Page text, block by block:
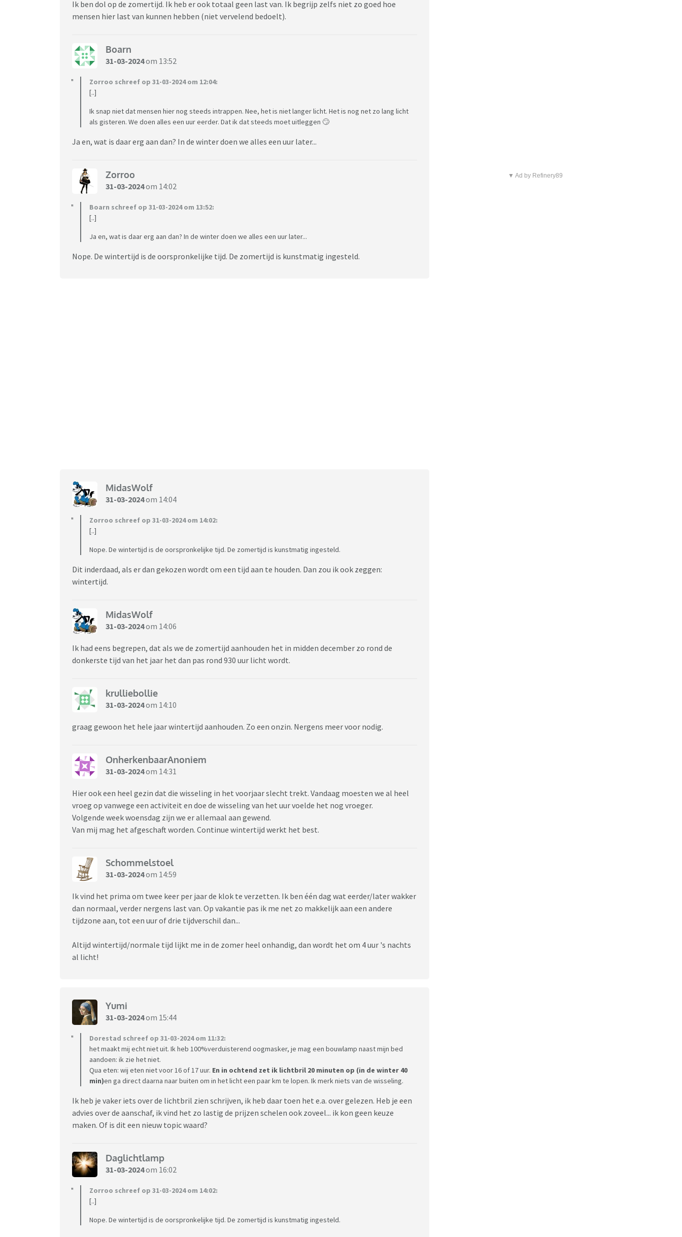
Ik ben dol op de zomertijd. Ik heb er ook totaal geen last van. Ik begrijp zelfs niet zo goed hoe
mensen hier last van kunnen hebben (niet vervelend bedoelt).
Boarn
31-03-2024om 13:52
Zorroo schreef op 31-03-2024 om 12:04:
[..]
Ik snap niet dat mensen hier nog steeds intrappen. Nee, het is niet langer licht. Het is nog net zo lang licht
als gisteren. We doen alles een uur eerder. Dat ik dat steeds moet uitleggen 🙄
Ja en, wat is daar erg aan dan? In de winter doen we alles een uur later...
Zorroo
31-03-2024om 14:02
Boarn schreef op 31-03-2024 om 13:52:
[..]
Ja en, wat is daar erg aan dan? In de winter doen we alles een uur later...
Nope. De wintertijd is de oorspronkelijke tijd. De zomertijd is kunstmatig ingesteld.
MidasWolf
31-03-2024om 14:04
Zorroo schreef op 31-03-2024 om 14:02:
[..]
Nope. De wintertijd is de oorspronkelijke tijd. De zomertijd is kunstmatig ingesteld.
Dit inderdaad, als er dan gekozen wordt om een tijd aan te houden. Dan zou ik ook zeggen:
wintertijd.
MidasWolf
31-03-2024om 14:06
Ik had eens begrepen, dat als we de zomertijd aanhouden het in midden december zo rond de
donkerste tijd van het jaar het dan pas rond 930 uur licht wordt.
krulliebollie
31-03-2024om 14:10
graag gewoon het hele jaar wintertijd aanhouden. Zo een onzin. Nergens meer voor nodig.
OnherkenbaarAnoniem
31-03-2024om 14:31
Hier ook een heel gezin dat die wisseling in het voorjaar slecht trekt. Vandaag moesten we al heel
vroeg op vanwege een activiteit en doe de wisseling van het uur voelde het nog vroeger.
Volgende week woensdag zijn we er allemaal aan gewend.
Van mij mag het afgeschaft worden. Continue wintertijd werkt het best.
Schommelstoel
31-03-2024om 14:59
Ik vind het prima om twee keer per jaar de klok te verzetten. Ik ben één dag wat eerder/later wakker
dan normaal, verder nergens last van. Op vakantie pas ik me net zo makkelijk aan een andere
tijdzone aan, tot een uur of drie tijdverschil dan...
Altijd wintertijd/normale tijd lijkt me in de zomer heel onhandig, dan wordt het om 4 uur 's nachts
al licht!
Yumi
31-03-2024om 15:44
Dorestad schreef op 31-03-2024 om 11:32:
het maakt mij echt niet uit. Ik heb 100%verduisterend oogmasker, je mag een bouwlamp naast mijn bed
aandoen: ik zie het niet.
Qua eten: wij eten niet voor 16 of 17 uur. En in ochtend zet ik lichtbril 20 minuten op (in de winter 40
min)en ga direct daarna naar buiten om in het licht een paar km te lopen. Ik merk niets van de wisseling.
Ik heb je vaker iets over de lichtbril zien schrijven, ik heb daar toen het e.a. over gelezen. Heb je een
advies over de aanschaf, ik vind het zo lastig de prijzen schelen ook zoveel... ik kon geen keuze
maken. Of is dit een nieuw topic waard?
Daglichtlamp
31-03-2024om 16:02
Zorroo schreef op 31-03-2024 om 14:02:
[..]
Nope. De wintertijd is de oorspronkelijke tijd. De zomertijd is kunstmatig ingesteld.
▼ Ad by Refinery89